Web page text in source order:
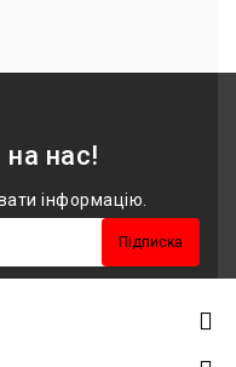
до
внутрішнім
а також миттєвий
на нас!
інформацію.
Підписка